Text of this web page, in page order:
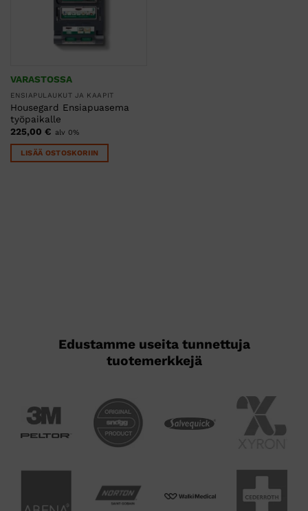
VARASTOSSA
ENSIAPULAUKUT JA KAAPIT
Housegard Ensiapuasema
työpaikalle
225,00 € alv 0%
LISÄÄ OSTOSKORIIN
Edustamme useita tunnettuja
tuotemerkkejä